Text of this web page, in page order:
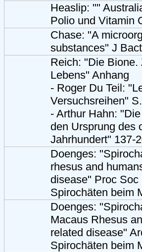
Heaslip: ""
Polio und Vitamin
Chase: "A
substances" J
Reich: "Die Bione.
Lebens" Anhang
- Roger Du Teil:
Versuchsreihen"
- Arthur Hahn:
den Ursprung des
Jahrhundert" 137-
Doenges:
rhesus and
disease" Proc
Spirochäten beim
Doenges:
Macaus Rhesus
related disease"
Spirochäten beim